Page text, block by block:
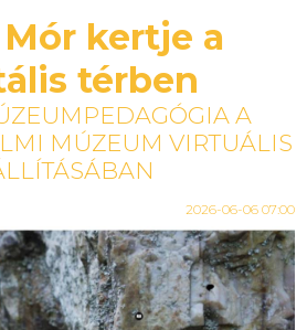
kertje a
térben
A
MÚZEUM VIRTUÁLIS
2026-06-06 07:00